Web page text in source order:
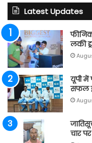
Latest Updates
लकी
यूपी में
सफल
चार